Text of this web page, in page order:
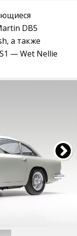
DB5
а также
— Wet Nellie